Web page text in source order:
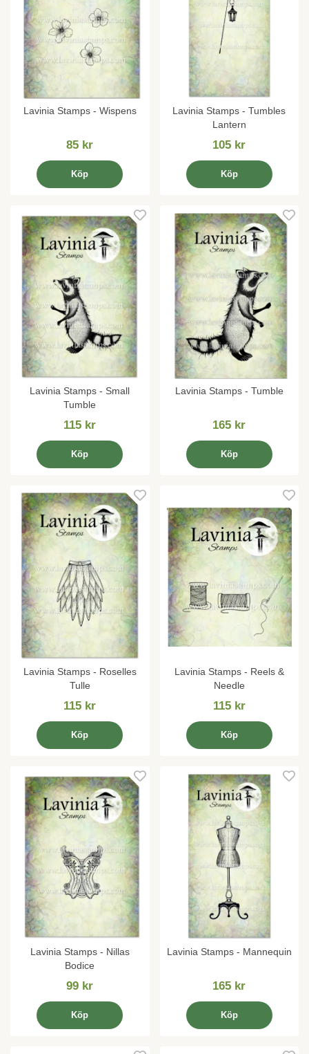
Lavinia Stamps - Wispens
85 kr
Köp
Lavinia Stamps - Tumbles
Lantern
105 kr
Köp
Lavinia Stamps - Small
Tumble
115 kr
Köp
Lavinia Stamps - Tumble
165 kr
Köp
Lavinia Stamps - Roselles
Tulle
115 kr
Köp
Lavinia Stamps - Reels &
Needle
115 kr
Köp
Lavinia Stamps - Nillas
Bodice
99 kr
Köp
Lavinia Stamps - Mannequin
165 kr
Köp